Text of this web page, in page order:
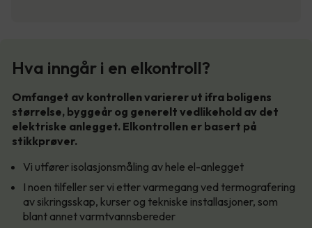
Hva inngår i en elkontroll?
Omfanget av kontrollen varierer ut ifra boligens
størrelse, byggeår og generelt vedlikehold av det
elektriske anlegget. Elkontrollen er basert på
stikkprøver.
Vi utfører isolasjonsmåling av hele el-anlegget
I noen tilfeller ser vi etter varmegang ved termografering
av sikringsskap, kurser og tekniske installasjoner, som
blant annet varmtvannsbereder